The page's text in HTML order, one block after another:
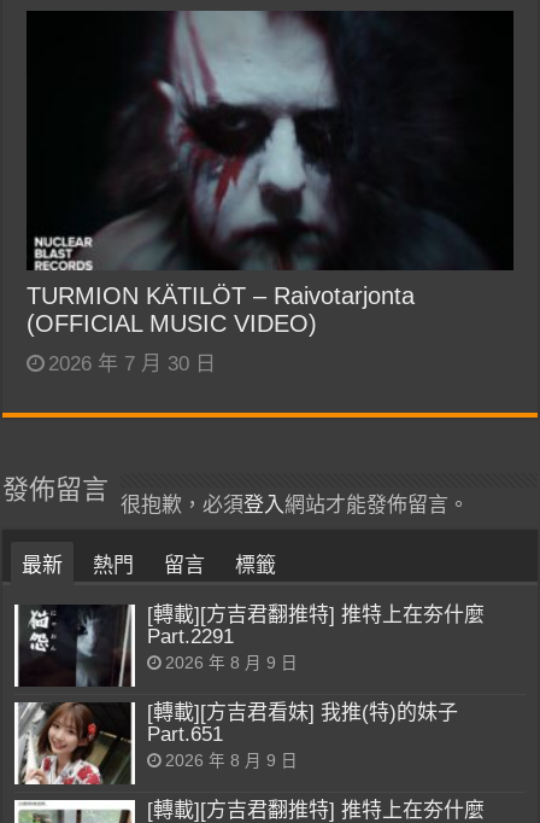
TURMION KÄTILÖT – Raivotarjonta
(OFFICIAL MUSIC VIDEO)
2026 年 7 月 30 日
發佈留言
很抱歉，必須登入網站才能發佈留言。
最新 熱門 留言 標籤
[轉載][方吉君翻推特] 推特上在夯什麼
Part.2291
2026 年 8 月 9 日
[轉載][方吉君看妹] 我推(特)的妹子
Part.651
2026 年 8 月 9 日
[轉載][方吉君翻推特] 推特上在夯什麼